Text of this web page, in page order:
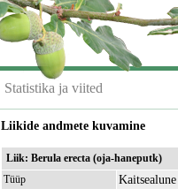
Statistika ja viited
Liikide andmete kuvamine
Liik: Berula erecta (oja-haneputk)
Tüüp